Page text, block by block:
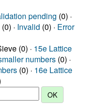
pending (0) ·
(0) · Invalid (0) · Error
(0) · 15e Lattice
numbers (0) ·
(0) · 16e Lattice